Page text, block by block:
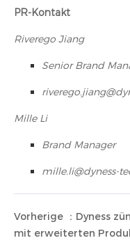
PR-Kontakt
Riverego Jiang
Senior Brand
Mille Li
Brand Manager
mille.li@dyness-
Vorherige ：Dyness
mit erweiterten